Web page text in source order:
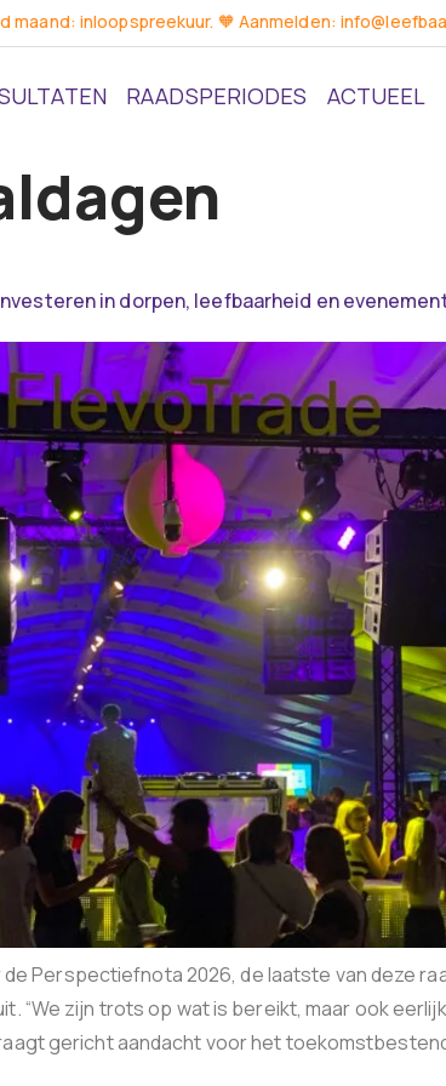
maand: inloopspreekuur. 🧡 Aanmelden:
RAADSPERIODES ACTUEEL
in dorpen, leefbaarheid en
Perspectiefnota 2026, de laatste van deze
“We zijn trots op wat is bereikt, maar ook
gericht aandacht voor het